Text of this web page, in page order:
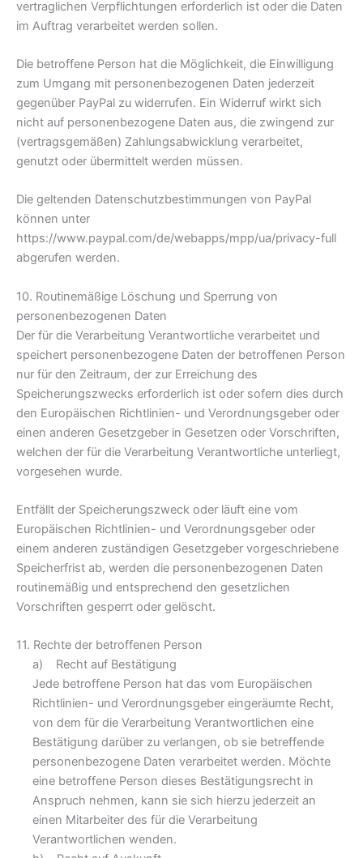
vertraglichen Verpflichtungen erforderlich ist oder die Daten
im Auftrag verarbeitet werden sollen.
Die betroffene Person hat die Möglichkeit, die Einwilligung
zum Umgang mit personenbezogenen Daten jederzeit
gegenüber PayPal zu widerrufen. Ein Widerruf wirkt sich
nicht auf personenbezogene Daten aus, die zwingend zur
(vertragsgemäßen) Zahlungsabwicklung verarbeitet,
genutzt oder übermittelt werden müssen.
Die geltenden Datenschutzbestimmungen von PayPal
können unter
https://www.paypal.com/de/webapps/mpp/ua/privacy-full
abgerufen werden.
10. Routinemäßige Löschung und Sperrung von
personenbezogenen Daten
Der für die Verarbeitung Verantwortliche verarbeitet und
speichert personenbezogene Daten der betroffenen Person
nur für den Zeitraum, der zur Erreichung des
Speicherungszwecks erforderlich ist oder sofern dies durch
den Europäischen Richtlinien- und Verordnungsgeber oder
einen anderen Gesetzgeber in Gesetzen oder Vorschriften,
welchen der für die Verarbeitung Verantwortliche unterliegt,
vorgesehen wurde.
Entfällt der Speicherungszweck oder läuft eine vom
Europäischen Richtlinien- und Verordnungsgeber oder
einem anderen zuständigen Gesetzgeber vorgeschriebene
Speicherfrist ab, werden die personenbezogenen Daten
routinemäßig und entsprechend den gesetzlichen
Vorschriften gesperrt oder gelöscht.
11. Rechte der betroffenen Person
a) Recht auf Bestätigung
Jede betroffene Person hat das vom Europäischen
Richtlinien- und Verordnungsgeber eingeräumte Recht,
von dem für die Verarbeitung Verantwortlichen eine
Bestätigung darüber zu verlangen, ob sie betreffende
personenbezogene Daten verarbeitet werden. Möchte
eine betroffene Person dieses Bestätigungsrecht in
Anspruch nehmen, kann sie sich hierzu jederzeit an
einen Mitarbeiter des für die Verarbeitung
Verantwortlichen wenden.